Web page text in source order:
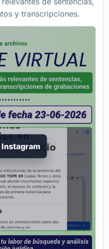
y transcripciones.